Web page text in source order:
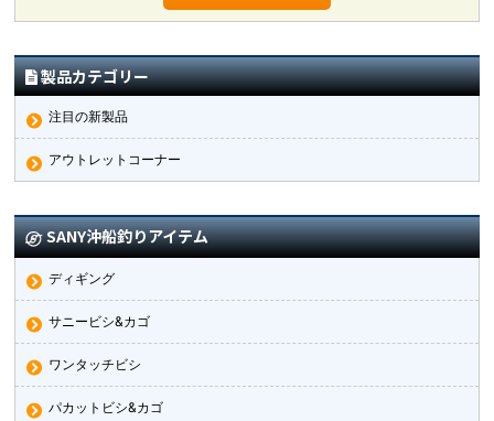
製品カテゴリー
注目の新製品
アウトレットコーナー
SANY沖船釣りアイテム
ディギング
サニービシ&カゴ
ワンタッチビシ
パカットビシ&カゴ